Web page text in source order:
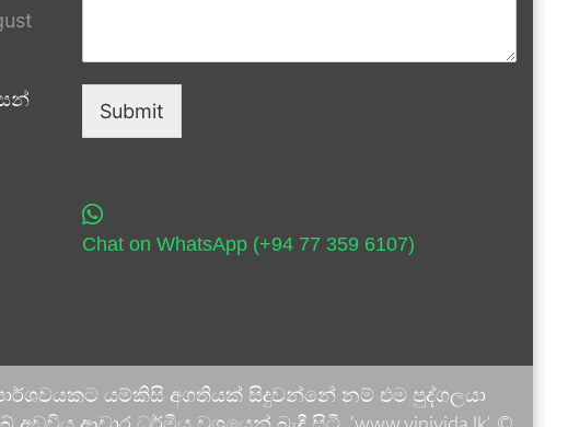
Submit
Chat on WhatsApp (+94 77 359 6107)
යම්කිසි අගතියක් සිදුවන්නේ නම් එම පුද්ගලයා